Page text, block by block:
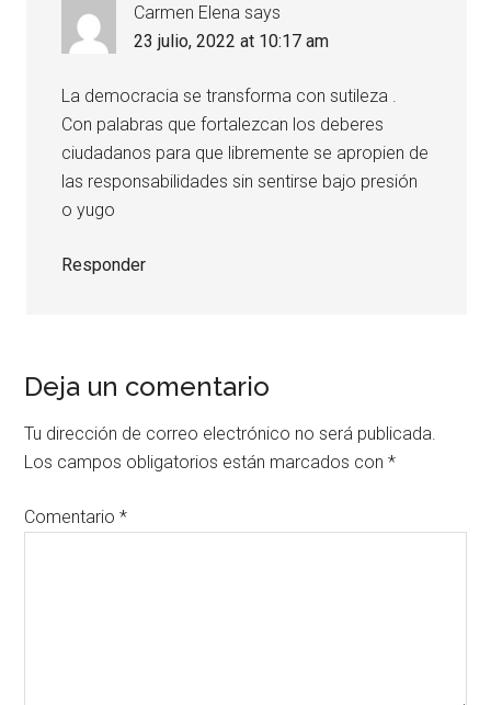
Carmen Elena says
23 julio, 2022 at 10:17 am
La democracia se transforma con sutileza .
Con palabras que fortalezcan los deberes
ciudadanos para que libremente se apropien de
las responsabilidades sin sentirse bajo presión
o yugo
Responder
Deja un comentario
Tu dirección de correo electrónico no será publicada.
Los campos obligatorios están marcados con*
Comentario*